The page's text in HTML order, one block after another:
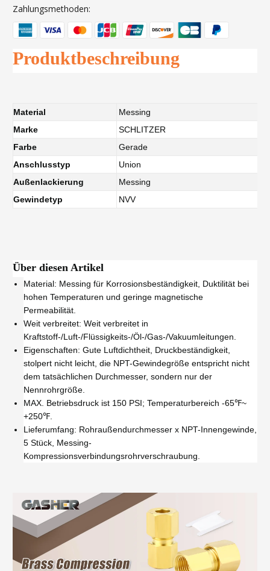
Zahlungsmethoden:
Produktbeschreibung
Material
Messing
Marke
SCHLITZER
Farbe
Gerade
Anschlusstyp
Union
Außenlackierung
Messing
Gewindetyp
NVV
Über diesen Artikel
Material: Messing für Korrosionsbeständigkeit, Duktilität bei
hohen Temperaturen und geringe magnetische
Permeabilität.
Weit verbreitet: Weit verbreitet in
Kraftstoff-/Luft-/Flüssigkeits-/Öl-/Gas-/Vakuumleitungen.
Eigenschaften: Gute Luftdichtheit, Druckbeständigkeit,
stolpert nicht leicht, die NPT-Gewindegröße entspricht nicht
dem tatsächlichen Durchmesser, sondern nur der
Nennrohrgröße.
MAX. Betriebsdruck ist 150 PSI; Temperaturbereich -65℉~
+250℉.
Lieferumfang: Rohraußendurchmesser x NPT-Innengewinde,
5 Stück, Messing-
Kompressionsverbindungsrohrverschraubung.